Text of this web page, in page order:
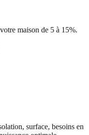
maison de 5 à 15%.
surface, besoins en